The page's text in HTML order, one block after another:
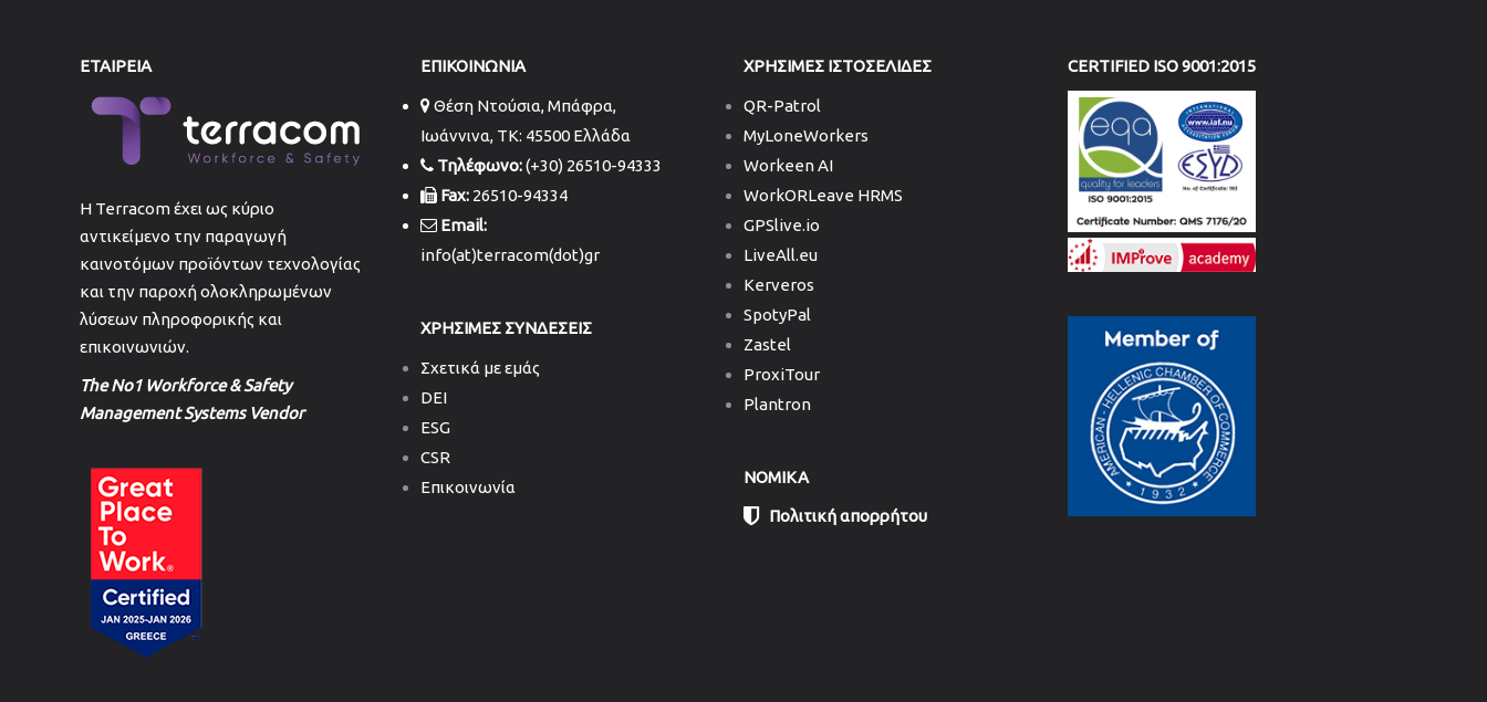
ΕΤΑΙΡΕΙΑ
H Terracom έχει ως κύριο
αντικείμενο την παραγωγή
καινοτόμων προϊόντων τεχνολογίας
και την παροχή ολοκληρωμένων
λύσεων πληροφορικής και
επικοινωνιών.
The No1 Workforce & Safety
Management Systems Vendor
ΕΠΙΚΟΙΝΩΝΙΑ
Θέση Ντούσια, Μπάφρα,
Ιωάννινα, TK: 45500 Ελλάδα
Τηλέφωνο:(+30) 26510-94333
Fax:26510-94334
Email:
info(at)terracom(dot)gr
ΧΡΗΣΙΜΕΣ ΣΥΝΔΕΣΕΙΣ
Σχετικά με εμάς
DEI
ESG
CSR
Επικοινωνία
ΧΡΗΣΙΜΕΣ ΙΣΤΟΣΕΛΙΔΕΣ
QR-Patrol
MyLoneWorkers
Workeen AI
WorkORLeave HRMS
GPSlive.io
LiveAll.eu
Kerveros
SpotyPal
Zastel
ProxiTour
Plantron
NOMIKA
Πολιτική απορρήτου
CERTIFIED ISO 9001:2015